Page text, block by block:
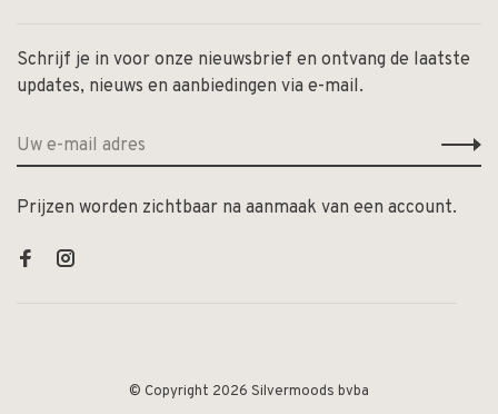
Schrijf je in voor onze nieuwsbrief en ontvang de laatste
updates, nieuws en aanbiedingen via e-mail.
Prijzen worden zichtbaar na aanmaak van een account.
© Copyright 2026 Silvermoods bvba